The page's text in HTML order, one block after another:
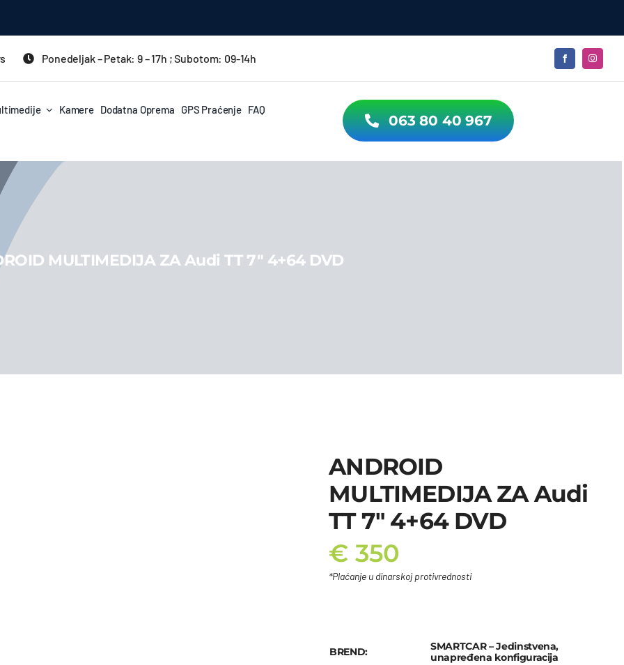
Ponedeljak – Petak: 9 – 17h ; Subotom: 09-14h
Kamere Dodatna Oprema GPS Praćenje FAQ
063 80 40 967
MULTIMEDIJA ZA Audi TT 7″ 4+64 DVD
ANDROID
MULTIMEDIJA ZA Audi
TT 7″ 4+64 DVD
€ 350
*Plaćanje u dinarskoj protivrednosti
BREND:
SMARTCAR – Jedinstvena,
unapređena konfiguracija